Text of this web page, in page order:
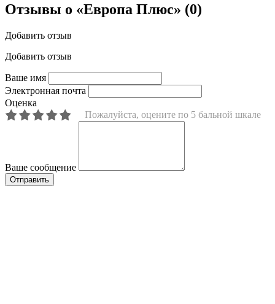
Отзывы о «Европа Плюс» (0)
Добавить отзыв
Добавить отзыв
Ваше имя
Электронная почта
Оценка
Пожалуйста, оцените по 5 бальной шкале
Ваше сообщение